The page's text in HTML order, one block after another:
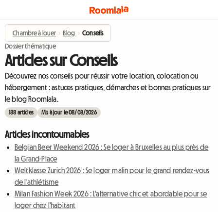
Chambre à louer › Blog › Conseils
Dossier thématique
Articles sur Conseils
Découvrez nos conseils pour réussir votre location, colocation ou
hébergement : astuces pratiques, démarches et bonnes pratiques sur
le blog Roomlala.
188 articles Mis à jour le 08/08/2026
Articles incontournables
Belgian Beer Weekend 2026 : Se loger à Bruxelles au plus près de
la Grand-Place
Weltklasse Zurich 2026 : Se loger malin pour le grand rendez-vous
de l'athlétisme
Milan Fashion Week 2026 : L'alternative chic et abordable pour se
loger chez l'habitant